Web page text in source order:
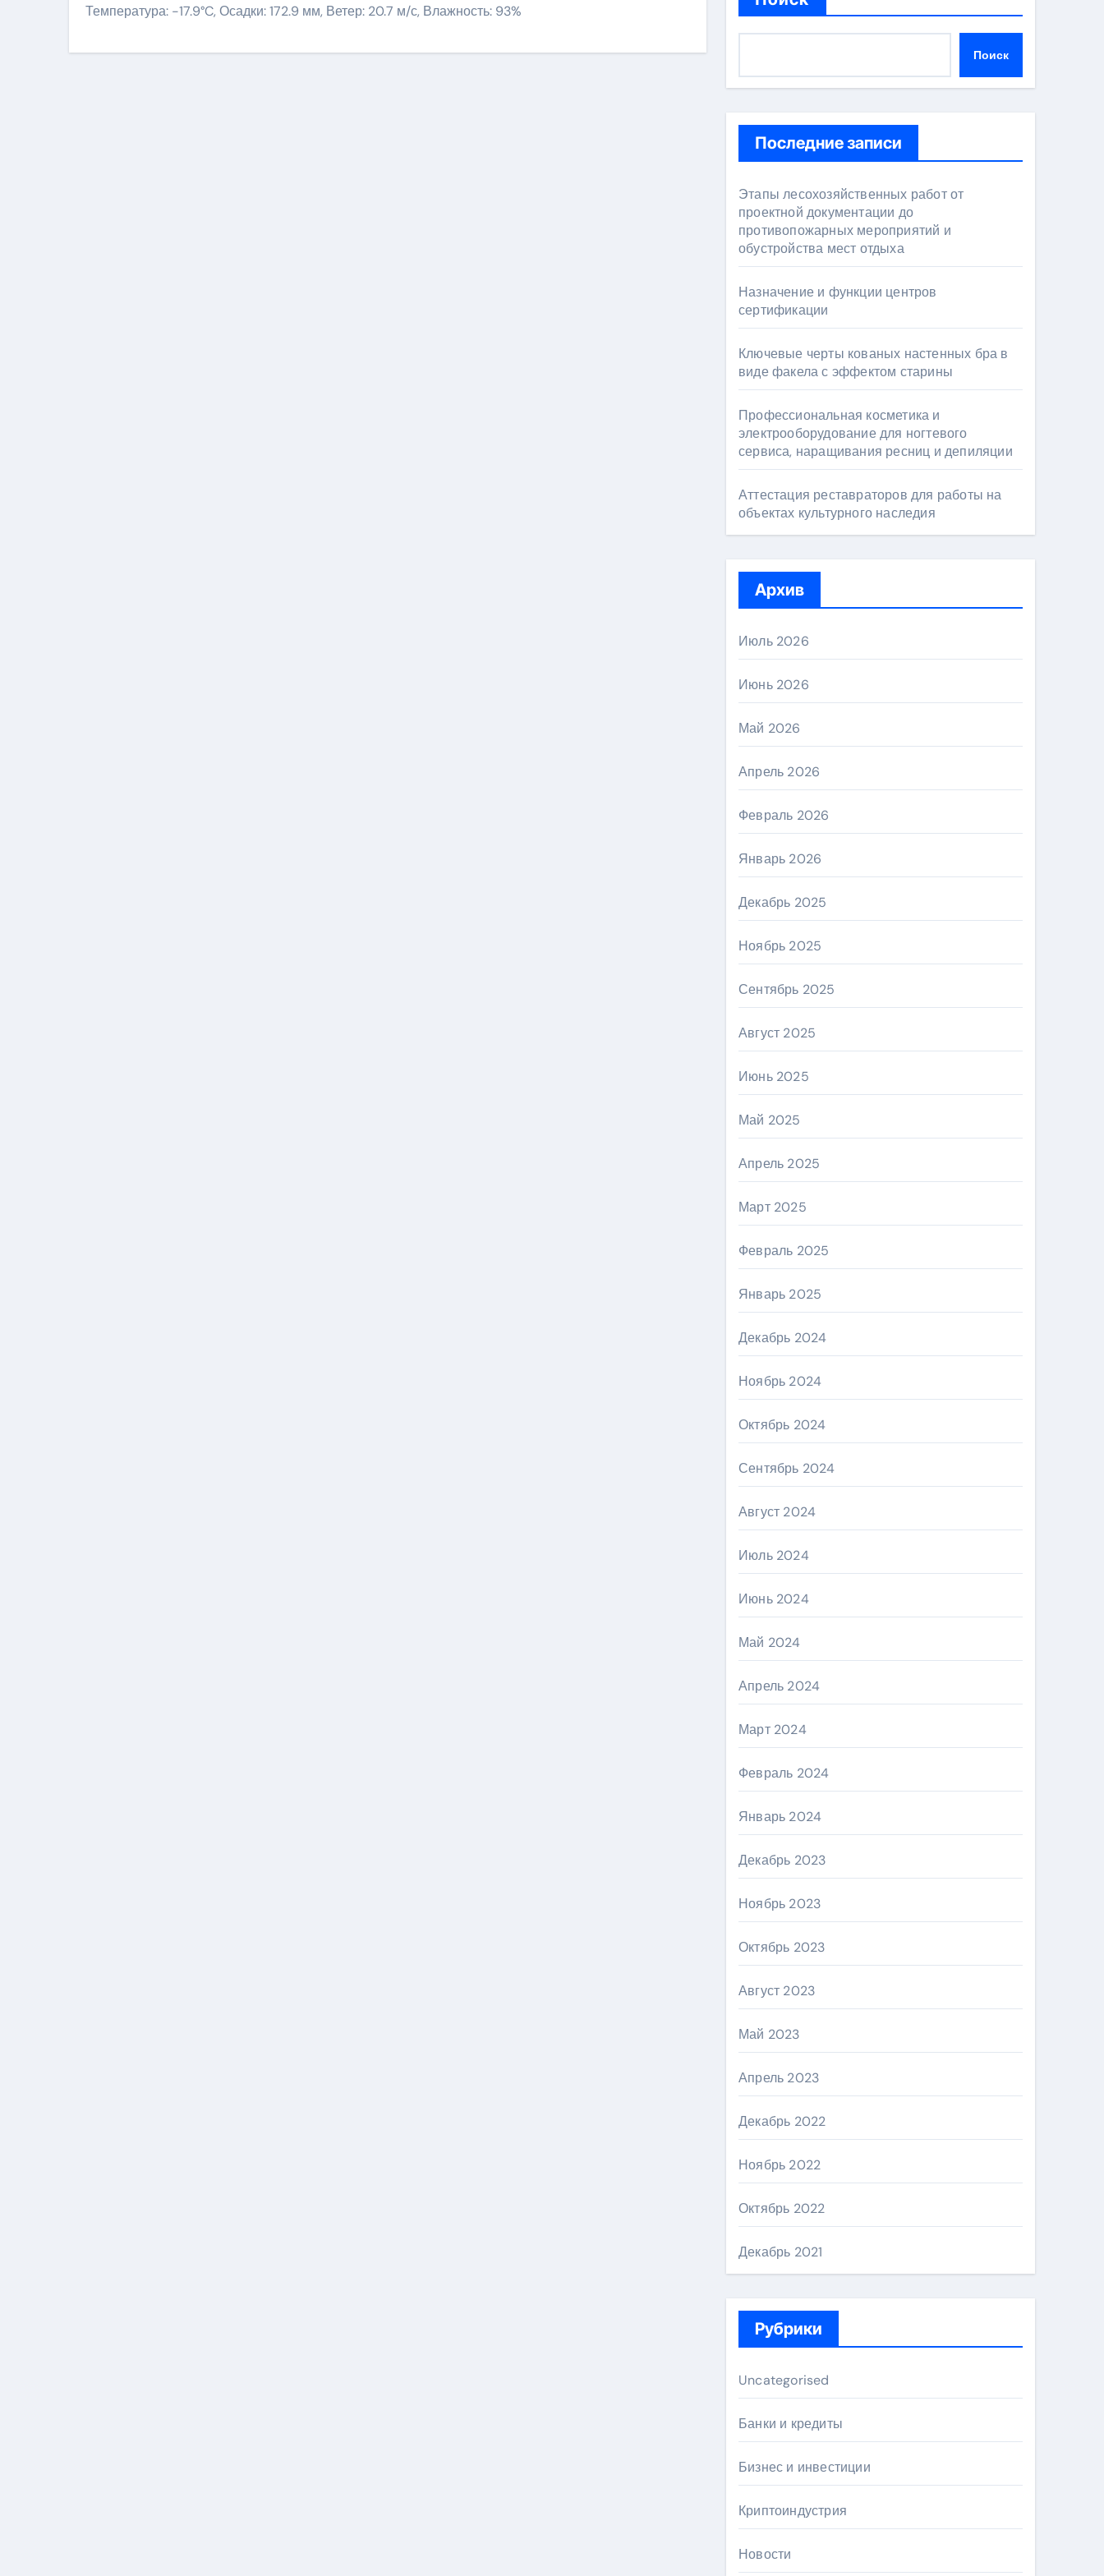
Температура: -17.9°C, Осадки: 172.9 мм, Ветер: 20.7 м/с, Влажность: 93%
Поиск
Последние записи
Этапы лесохозяйственных работ от
проектной документации до
противопожарных мероприятий и
обустройства мест отдыха
Назначение и функции центров
сертификации
Ключевые черты кованых настенных бра в
виде факела с эффектом старины
Профессиональная косметика и
электрооборудование для ногтевого
сервиса, наращивания ресниц и депиляции
Аттестация реставраторов для работы на
объектах культурного наследия
Архив
Июль 2026
Июнь 2026
Май 2026
Апрель 2026
Февраль 2026
Январь 2026
Декабрь 2025
Ноябрь 2025
Сентябрь 2025
Август 2025
Июнь 2025
Май 2025
Апрель 2025
Март 2025
Февраль 2025
Январь 2025
Декабрь 2024
Ноябрь 2024
Октябрь 2024
Сентябрь 2024
Август 2024
Июль 2024
Июнь 2024
Май 2024
Апрель 2024
Март 2024
Февраль 2024
Январь 2024
Декабрь 2023
Ноябрь 2023
Октябрь 2023
Август 2023
Май 2023
Апрель 2023
Декабрь 2022
Ноябрь 2022
Октябрь 2022
Декабрь 2021
Рубрики
Uncategorised
Банки и кредиты
Бизнес и инвестиции
Криптоиндустрия
Новости